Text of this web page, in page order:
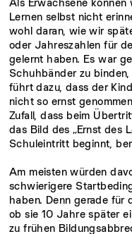
Lernen selbst nicht
wohl daran, wie wir
oder Jahreszahlen für
gelernt haben. Es war
Schuhbänder zu
führt dazu, dass der
nicht so ernst
Zufall, dass beim
das Bild des „Ernst des
Schuleintritt beginnt,
Am meisten würden
schwierigere
haben. Denn gerade für
ob sie 10 Jahre später
zu frühen